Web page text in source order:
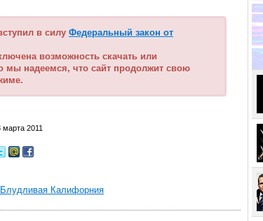
в силу Федеральный закон от
возможность скачать или
мы надеемся, что сайт продолжит свою
2011
Калифорния